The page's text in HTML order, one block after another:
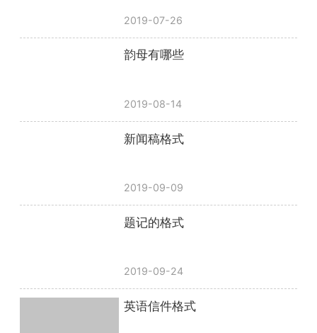
2019-07-26
韵母有哪些
2019-08-14
新闻稿格式
2019-09-09
题记的格式
2019-09-24
英语信件格式